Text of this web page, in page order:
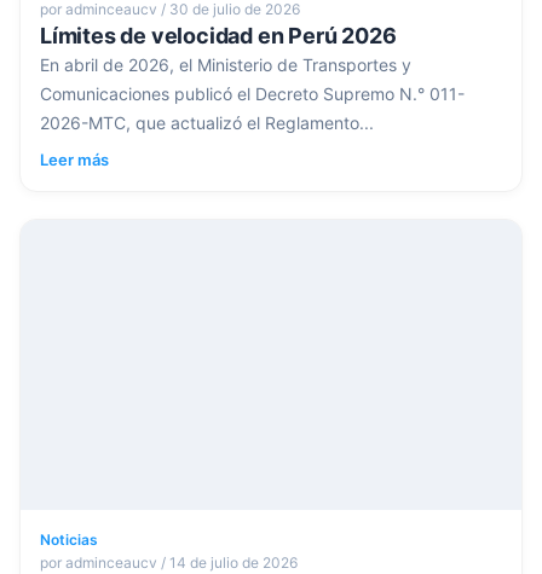
por adminceaucv / 30 de julio de 2026
Límites de velocidad en Perú 2026
En abril de 2026, el Ministerio de Transportes y
Comunicaciones publicó el Decreto Supremo N.° 011-
2026-MTC, que actualizó el Reglamento...
Leer más
Noticias
por adminceaucv / 14 de julio de 2026